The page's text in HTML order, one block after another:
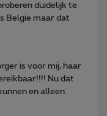
duidelijk te
Belgïe maar dat
is voor mij, haar
Nu dat
en alleen